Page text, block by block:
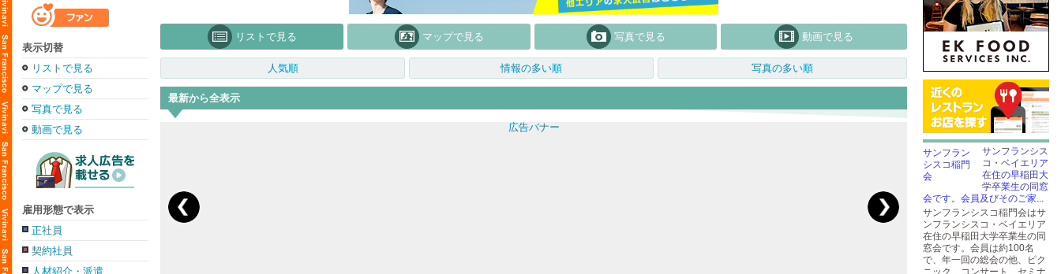
表示切替
リストで見る
マップで見る
写真で見る
動画で見る
雇用形態で表示
正社員
契約社員
人材紹介・派遣
リストで見る マップで見る 写真で見る 動画で見る
人気順 情報の多い順 写真の多い順
最新から全表示
サンフランシス
コ・ベイエリア
在住の早稲田大
学卒業生の同窓
会です。会員及びそのご家...
サンフランシスコ稲門会はサ
ンフランシスコ・ベイエリア
在住の早稲田大学卒業生の同
窓会です。会員は約100名
で、年一回の総会の他、ピク
ニック、コンサート、セミナ